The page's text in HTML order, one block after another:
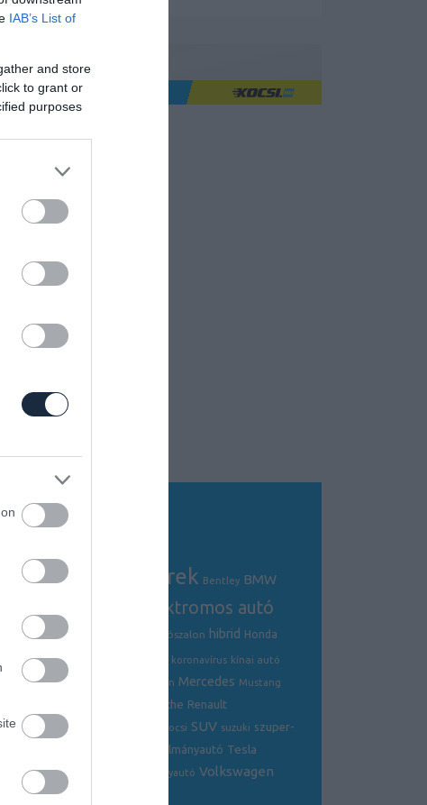
IAB’s List of
and store
to grant or
purposes
Ha jó élményre utazol
Tagfelhő
AMG Audi autós hírek Bentley BMW
elektromos autó
Ferrari genfi autószalon hibrid Honda
hyundai koronavírus kínai autó
Lamborghini McLaren Mercedes Mustang
Porsche Renault
ráncfelvarrás sportkocsi SUV suzuki szuper-
tanulmányautó Tesla
Toyota
versenyautó Volkswagen
Volvo